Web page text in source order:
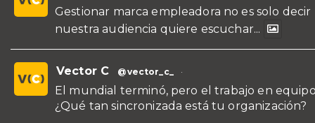
Gestionar marca empleadora no es solo
nuestra audiencia quiere escuchar...
Vector C @vector_c_ ·
El mundial terminó, pero el trabajo en
¿Qué tan sincronizada está tu organización?